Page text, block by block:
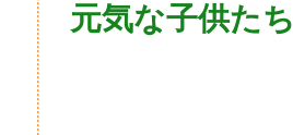
元気な子供たち